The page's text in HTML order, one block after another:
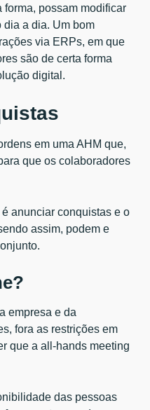
forma, possam modificar
dia a dia. Um bom
via ERPs, em que
são de certa forma
digital.
em uma AHM que,
que os colaboradores
anunciar conquistas e o
assim, podem e
empresa e da
fora as restrições em
que a all-hands meeting
das pessoas